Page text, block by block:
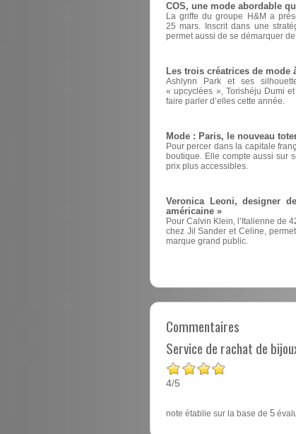
COS, une mode abordable
La griffe du groupe H&M a
25 mars. Inscrit dans une
permet aussi de se démarquer de
Les trois créatrices de mode
Ashlynn Park et ses
« upcyclées », Torishéju Dumi
faire parler d’elles cette année.
Mode : Paris, le nouveau
Pour percer dans la capitale
boutique. Elle compte aussi sur
prix plus accessibles.
Veronica Leoni, designer
américaine »
Pour Calvin Klein, l’Italienne de
chez Jil Sander et Celine,
marque grand public.
Commentaires
Service de rachat de
4/5
note établie sur la base de 5